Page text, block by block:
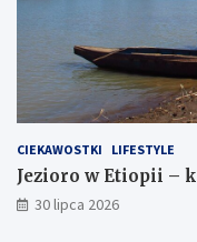
CIEKAWOSTKI LIFESTYLE
Jezioro w Etiopii –
30 lipca 2026